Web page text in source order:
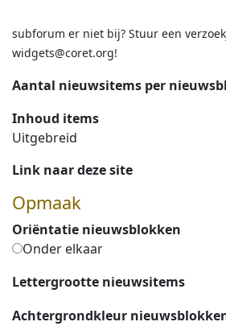
subforum er niet bij? Stuur een
widgets@coret.org!
Aantal nieuwsitems per
Inhoud items
Uitgebreid
Link naar deze site
Opmaak
Oriëntatie nieuwsblokken
Onder elkaar
Lettergrootte nieuwsitems
Achtergrondkleur